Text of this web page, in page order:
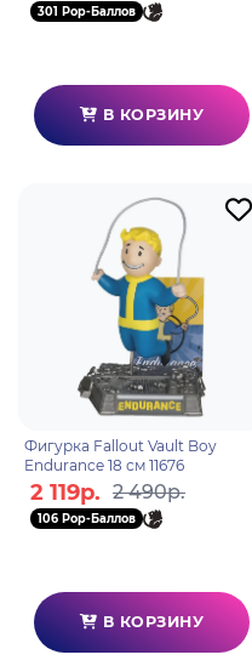
301 Pop-Баллов
В КОРЗИНУ
Фигурка Fallout Vault Boy
Endurance 18 см 11676
2 119р. 2 490р.
106 Pop-Баллов
В КОРЗИНУ